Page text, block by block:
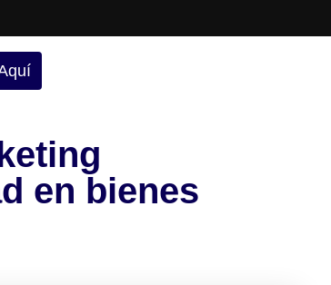
en bienes